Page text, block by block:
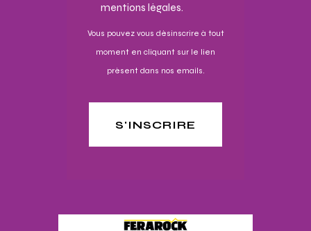
mentions légales.
Vous pouvez vous désinscrire à tout
moment en cliquant sur le lien
présent dans nos emails.
S'INSCRIRE